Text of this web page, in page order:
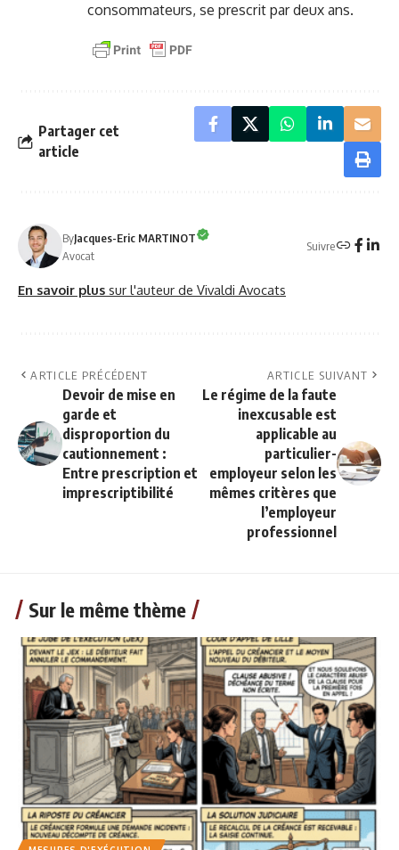
consommateurs, se prescrit par deux ans.
Partager cet
article
ByJacques-Eric MARTINOT
Avocat
Suivre
En savoir plus sur l'auteur de Vivaldi Avocats
ARTICLE PRÉCÉDENT
Devoir de mise en
garde et
disproportion du
cautionnement :
Entre prescription et
imprescriptibilité
ARTICLE SUIVANT
Le régime de la faute
inexcusable est
applicable au
particulier-
employeur selon les
mêmes critères que
l’employeur
professionnel
Sur le même thème